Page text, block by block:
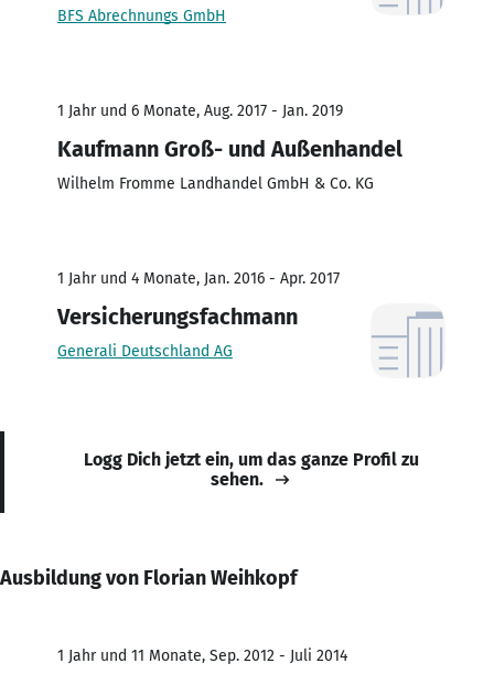
BFS Abrechnungs GmbH
1 Jahr und 6 Monate, Aug. 2017 - Jan. 2019
Kaufmann Groß- und Außenhandel
Wilhelm Fromme Landhandel GmbH & Co. KG
1 Jahr und 4 Monate, Jan. 2016 - Apr. 2017
Versicherungsfachmann
Generali Deutschland AG
Logg Dich jetzt ein, um das ganze Profil zu
sehen.
Ausbildung von Florian Weihkopf
1 Jahr und 11 Monate, Sep. 2012 - Juli 2014